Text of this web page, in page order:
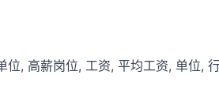
, 高薪岗位, 工资, 平均工资, 单位,